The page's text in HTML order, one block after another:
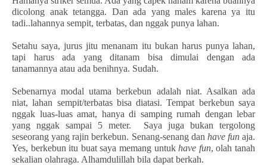
dicolong anak tetangga. Dan ada yang males karena ya itu
tadi..lahannya sempit, terbatas, dan nggak punya lahan.
Setahu saya, jurus jitu menanam itu bukan harus punya lahan,
tapi harus ada yang ditanam bisa dimulai dengan ada
tanamannya atau ada benihnya. Sudah.
Sebenarnya modal utama berkebun adalah niat. Asalkan ada
niat, lahan sempit/terbatas bisa diatasi. Tempat berkebun saya
nggak luas-luas amat, hanya di samping rumah dengan lebar
yang nggak sampai 5 meter. Saya juga bukan tergolong
seseorang yang rajin berkebun. Senang-senang dan have funaja.
Yes, berkebun itu buat saya memang untukhave fun, olah tanah
sekalian olahraga. Alhamdulillah bila dapat berkah.